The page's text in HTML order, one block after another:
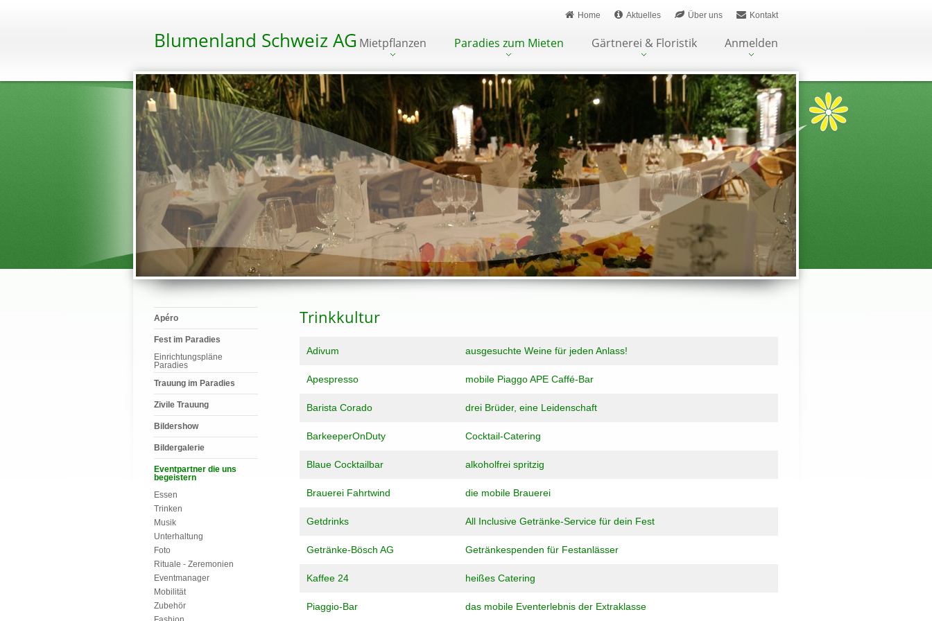
Blumenland Schweiz AG Mietpflanzen Paradies zum Mieten Gärtnerei & Floristik Anmelden
Home Aktuelles Über uns Kontakt
Apéro
Fest im Paradies
Einrichtungspläne
Paradies
Trauung im Paradies
Zivile Trauung
Bildershow
Bildergalerie
Eventpartner die uns
begeistern
Essen
Trinken
Musik
Unterhaltung
Foto
Rituale - Zeremonien
Eventmanager
Mobilität
Zubehör
Trinkkultur
Adivum ausgesuchte Weine für jeden Anlass!
Apespresso mobile Piaggo APE Caffé-Bar
Barista Corado drei Brüder, eine Leidenschaft
BarkeeperOnDuty Cocktail-Catering
Blaue Cocktailbar alkoholfrei spritzig
Brauerei Fahrtwind die mobile Brauerei
Getdrinks All Inclusive Getränke-Service für dein Fest
Getränke-Bösch AG Getränkespenden für Festanlässer
Kaffee 24 heißes Catering
Piaggio-Bar das mobile Eventerlebnis der Extraklasse